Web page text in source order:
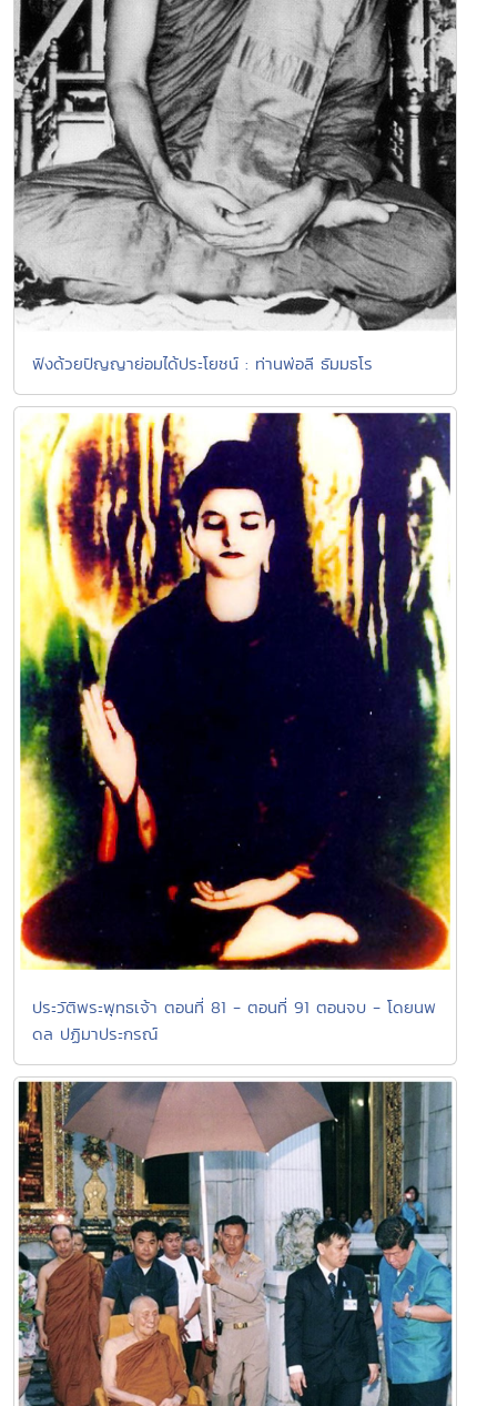
ฟังด้วยปัญญาย่อมได้ประโยชน์ : ท่านพ่อลี ธัมมธโร
ประวัติพระพุทธเจ้า ตอนที่ 81 - ตอนที่ 91 ตอนจบ - โดยนพ
ดล ปฏิมาประกรณ์